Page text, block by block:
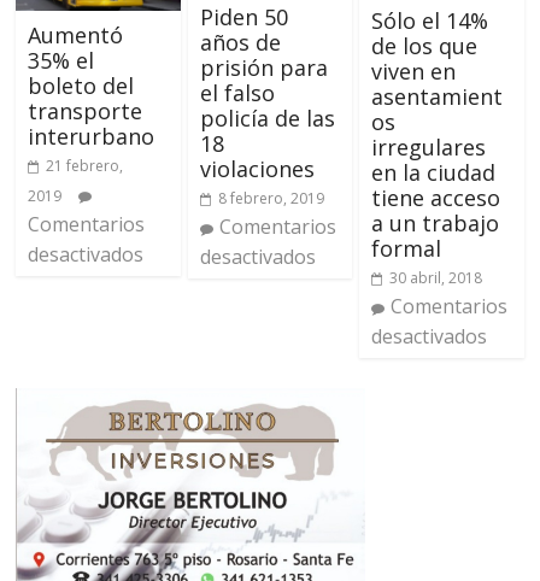
Aumentó
35% el
boleto del
transporte
interurbano
21 febrero,
2019
Comentarios
desactivados
Piden 50
años de
prisión para
el falso
policía de las
18
violaciones
8 febrero, 2019
Comentarios
desactivados
Sólo el 14%
de los que
viven en
asentamient
os
irregulares
en la ciudad
tiene acceso
a un trabajo
formal
30 abril, 2018
Comentarios
desactivados